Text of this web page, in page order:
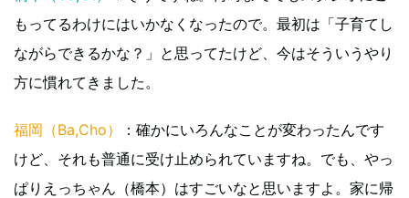
もってるわけにはいかなくなったので。最初は「子育てし
ながらできるかな？」と思ってたけど、今はそういうやり
方に慣れてきました。
福岡（Ba,Cho）
：確かにいろんなことが変わったんです
けど、それも普通に受け止められていますね。でも、やっ
ぱりえっちゃん（橋本）はすごいなと思いますよ。家に帰